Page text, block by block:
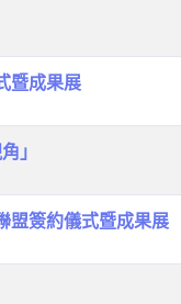
暨成果展
」
盟簽約儀式暨成果展